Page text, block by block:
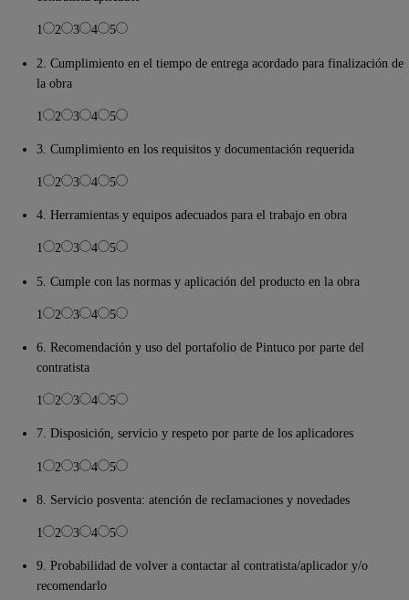
1 2 3 4 5
2. Cumplimiento en el tiempo de entrega acordado para finalización de
la obra
1 2 3 4 5
3. Cumplimiento en los requisitos y documentación requerida
1 2 3 4 5
4. Herramientas y equipos adecuados para el trabajo en obra
1 2 3 4 5
5. Cumple con las normas y aplicación del producto en la obra
1 2 3 4 5
6. Recomendación y uso del portafolio de Pintuco por parte del
contratista
1 2 3 4 5
7. Disposición, servicio y respeto por parte de los aplicadores
1 2 3 4 5
8. Servicio posventa: atención de reclamaciones y novedades
1 2 3 4 5
9. Probabilidad de volver a contactar al contratista/aplicador y/o
recomendarlo